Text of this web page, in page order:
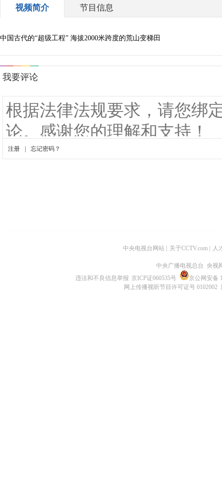
视频简介 节目信息
中国古代的“超级工程” 海拔2000米跨度的荒山变梯田
中央电视台网站 关于CCTV.com 人
中央广播电视总台 央视
违法和不良信息举报 京ICP证060535号
京公网安备
网上传播视听节目许可证号 0102002